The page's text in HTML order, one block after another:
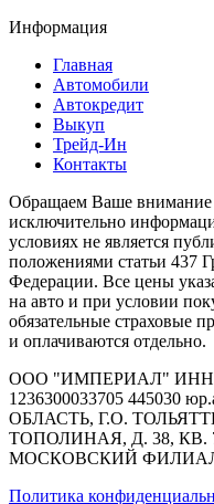
Информация
Главная
Автомобили
Автокредит
Выкуп
Трейд-Ин
Контакты
Обращаем Ваше внимание
исключительно
условиях не является
положениями статьи 437
Федерации. Все цены
на авто и при условии
обязательные страховые
и оплачиваются отдельно.
ООО "ИМПЕРИАЛ" ИНН
1236300033705 445030
ОБЛАСТЬ, Г.О.
ТОПОЛИНАЯ, Д. 38, КВ.
МОСКОВСКИЙ
Политика